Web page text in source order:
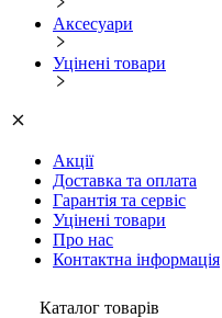
Аксесуари
Уцінені товари
Акції
Доставка та оплата
Гарантія та сервіс
Уцінені товари
Про нас
Контактна інформація
Каталог товарів